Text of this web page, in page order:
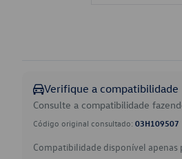
Verifique a compatibilidade
Consulte a compatibilidade
Código original consultado: 03H109507
Compatibilidade disponível apenas